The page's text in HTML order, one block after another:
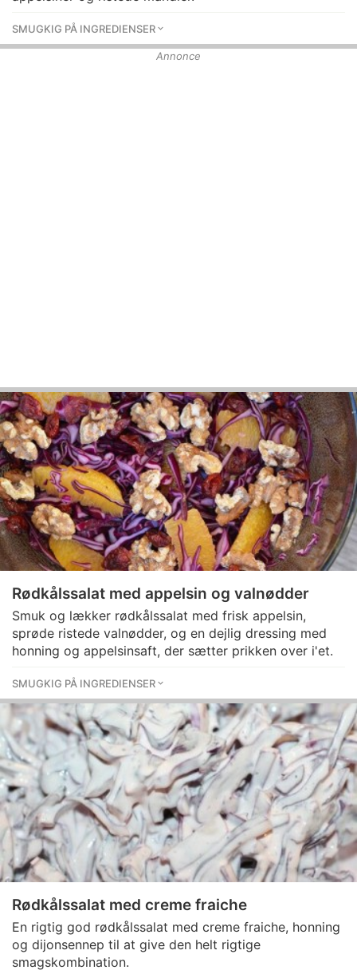
SMUGKIG PÅ INGREDIENSER
Annonce
Rødkålssalat med appelsin og valnødder
Smuk og lækker rødkålssalat med frisk appelsin,
sprøde ristede valnødder, og en dejlig dressing med
honning og appelsinsaft, der sætter prikken over i'et.
SMUGKIG PÅ INGREDIENSER
Rødkålssalat med creme fraiche
En rigtig god rødkålssalat med creme fraiche, honning
og dijonsennep til at give den helt rigtige
smagskombination.